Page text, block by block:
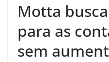
Motta
para as
sem